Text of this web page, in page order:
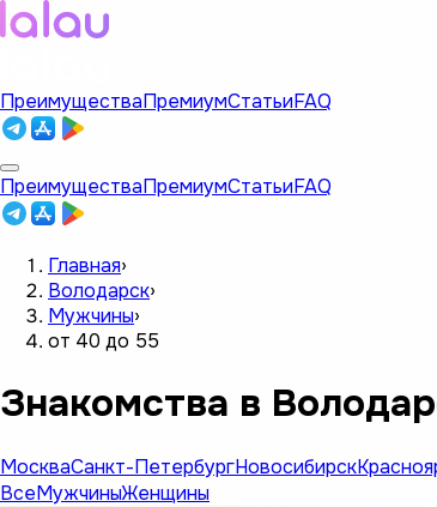
ПреимуществаПремиумСтатьиFAQ
ПреимуществаПремиумСтатьиFAQ
Главная›
Володарск›
Мужчины›
от 40 до 55
Знакомства в
МоскваСанкт-ПетербургНовосибирск
ВсеМужчиныЖенщины